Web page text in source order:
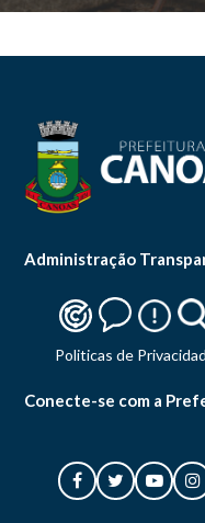
Administração
Politicas de
Conecte-se com a